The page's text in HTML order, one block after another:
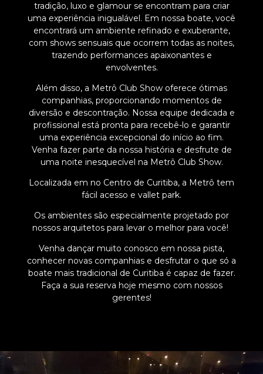
tradição, luxo e glamour se encontram para criar
uma experiência inigualável. Em nossa boate, você
encontrará um ambiente refinado e exuberante,
com shows sensuais que ocorrem todas as noites,
trazendo performances apaixonantes e
envolventes.
Além disso, a Metrô Club Show oferece ótimas
companhias, proporcionando momentos de
diversão e descontração. Nossa equipe dedicada e
profissional está pronta para recebê-lo e garantir
uma experiência excepcional do início ao fim.
Venha fazer parte da nossa história e desfrute de
uma noite inesquecível na Metrô Club Show.
Localizada em no Centro de Curitiba, a Metrô tem
fácil acesso e vallet park.
Os ambientes são especialmente projetado por
nossos arquitetos para levar o melhor para você!
Venha dançar muito conosco em nossa pista,
conhecer novas companhias e desfrutar o que só a
boate mais tradicional de Curitiba é capaz de fazer.
Faça a sua reserva hoje mesmo com nossos
gerentes!